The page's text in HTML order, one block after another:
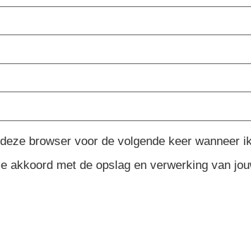
browser voor de volgende keer wanneer
akkoord met de opslag en verwerking van